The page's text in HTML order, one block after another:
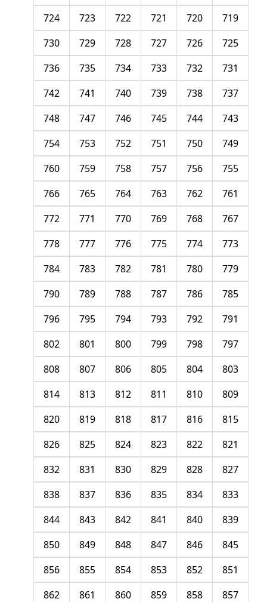
719
720
721
722
723
724
725
726
727
728
729
730
731
732
733
734
735
736
737
738
739
740
741
742
743
744
745
746
747
748
749
750
751
752
753
754
755
756
757
758
759
760
761
762
763
764
765
766
767
768
769
770
771
772
773
774
775
776
777
778
779
780
781
782
783
784
785
786
787
788
789
790
791
792
793
794
795
796
797
798
799
800
801
802
803
804
805
806
807
808
809
810
811
812
813
814
815
816
817
818
819
820
821
822
823
824
825
826
827
828
829
830
831
832
833
834
835
836
837
838
839
840
841
842
843
844
845
846
847
848
849
850
851
852
853
854
855
856
857
858
859
860
861
862